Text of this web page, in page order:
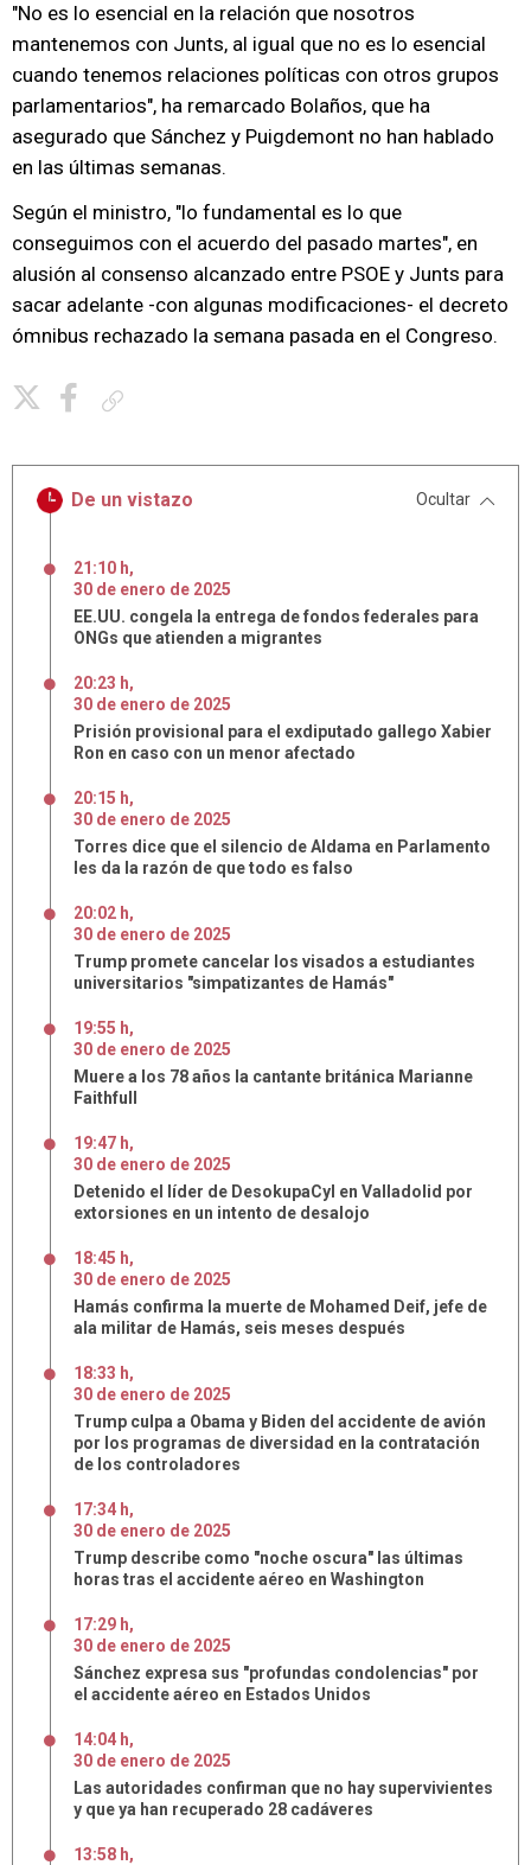
"No es lo esencial en la relación que nosotros
mantenemos con Junts, al igual que no es lo esencial
cuando tenemos relaciones políticas con otros grupos
parlamentarios", ha remarcado Bolaños, que ha
asegurado que Sánchez y Puigdemont no han hablado
en las últimas semanas.
Según el ministro, "lo fundamental es lo que
conseguimos con el acuerdo del pasado martes", en
alusión al consenso alcanzado entre PSOE y Junts para
sacar adelante -con algunas modificaciones- el decreto
ómnibus rechazado la semana pasada en el Congreso.
De un vistazo Ocultar
21:10 h,
30 de enero de 2025
EE.UU. congela la entrega de fondos federales para
ONGs que atienden a migrantes
20:23 h,
30 de enero de 2025
Prisión provisional para el exdiputado gallego Xabier
Ron en caso con un menor afectado
20:15 h,
30 de enero de 2025
Torres dice que el silencio de Aldama en Parlamento
les da la razón de que todo es falso
20:02 h,
30 de enero de 2025
Trump promete cancelar los visados a estudiantes
universitarios "simpatizantes de Hamás"
19:55 h,
30 de enero de 2025
Muere a los 78 años la cantante británica Marianne
Faithfull
19:47 h,
30 de enero de 2025
Detenido el líder de DesokupaCyl en Valladolid por
extorsiones en un intento de desalojo
18:45 h,
30 de enero de 2025
Hamás confirma la muerte de Mohamed Deif, jefe de
ala militar de Hamás, seis meses después
18:33 h,
30 de enero de 2025
Trump culpa a Obama y Biden del accidente de avión
por los programas de diversidad en la contratación
de los controladores
17:34 h,
30 de enero de 2025
Trump describe como "noche oscura" las últimas
horas tras el accidente aéreo en Washington
17:29 h,
30 de enero de 2025
Sánchez expresa sus "profundas condolencias" por
el accidente aéreo en Estados Unidos
14:04 h,
30 de enero de 2025
Las autoridades confirman que no hay supervivientes
y que ya han recuperado 28 cadáveres
13:58 h,